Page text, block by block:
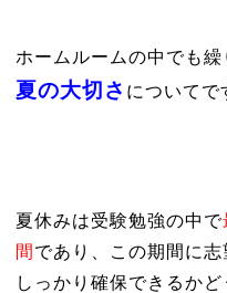
ホームルームの中でも繰
夏の大切さ についてで
夏休みは受験勉強の中で
間 であり、この期間に
しっかり確保できるか